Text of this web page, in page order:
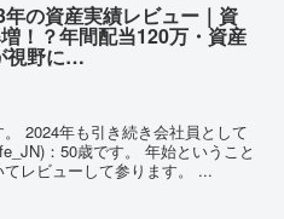
年の資産実績レビュー｜資
！？年間配当120万・資産
視野に…
2024年も引き続き会社員として
：50歳です。 年始ということ
レビューして参ります。 ...